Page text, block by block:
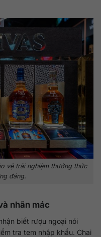
vệ trải nghiệm thưởng thức
đáng.
nhãn mác
biết rượu ngoại nói
tra tem nhập khẩu. Chai